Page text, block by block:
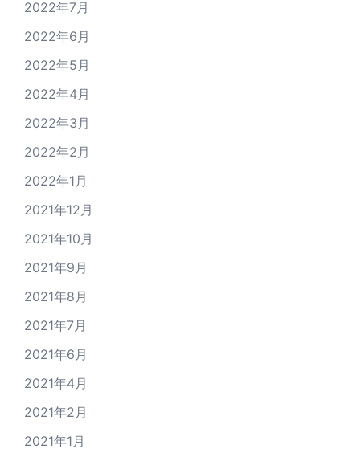
2022年7月
2022年6月
2022年5月
2022年4月
2022年3月
2022年2月
2022年1月
2021年12月
2021年10月
2021年9月
2021年8月
2021年7月
2021年6月
2021年4月
2021年2月
2021年1月